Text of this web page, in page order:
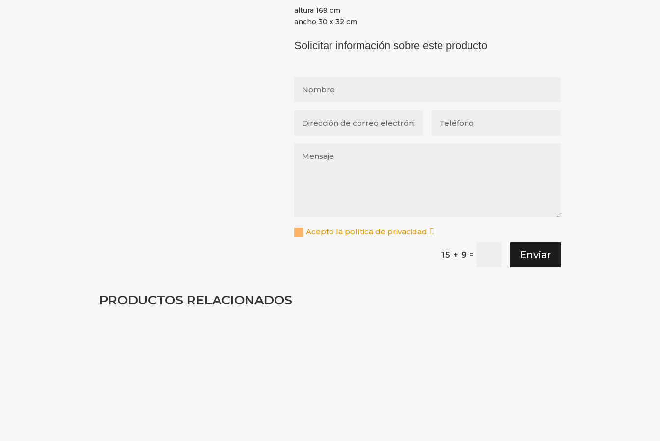
altura 169 cm
ancho 30 x 32 cm
Solicitar información sobre este producto
Acepto la política de privacidad
15 + 9 = Enviar
PRODUCTOS RELACIONADOS